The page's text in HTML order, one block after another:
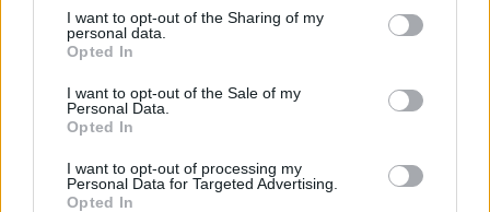
I want to opt-out of the Sharing of my
personal data.
Opted In
I want to opt-out of the Sale of my
Personal Data.
Opted In
I want to opt-out of processing my
Personal Data for Targeted Advertising.
Opted In